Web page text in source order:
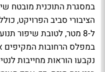
במסגרת התוכנית מובטח
ל-8 מטר, לטובת שיפור
במפלס הרחובות המקיפים
נקבעו הוראות מחייבות